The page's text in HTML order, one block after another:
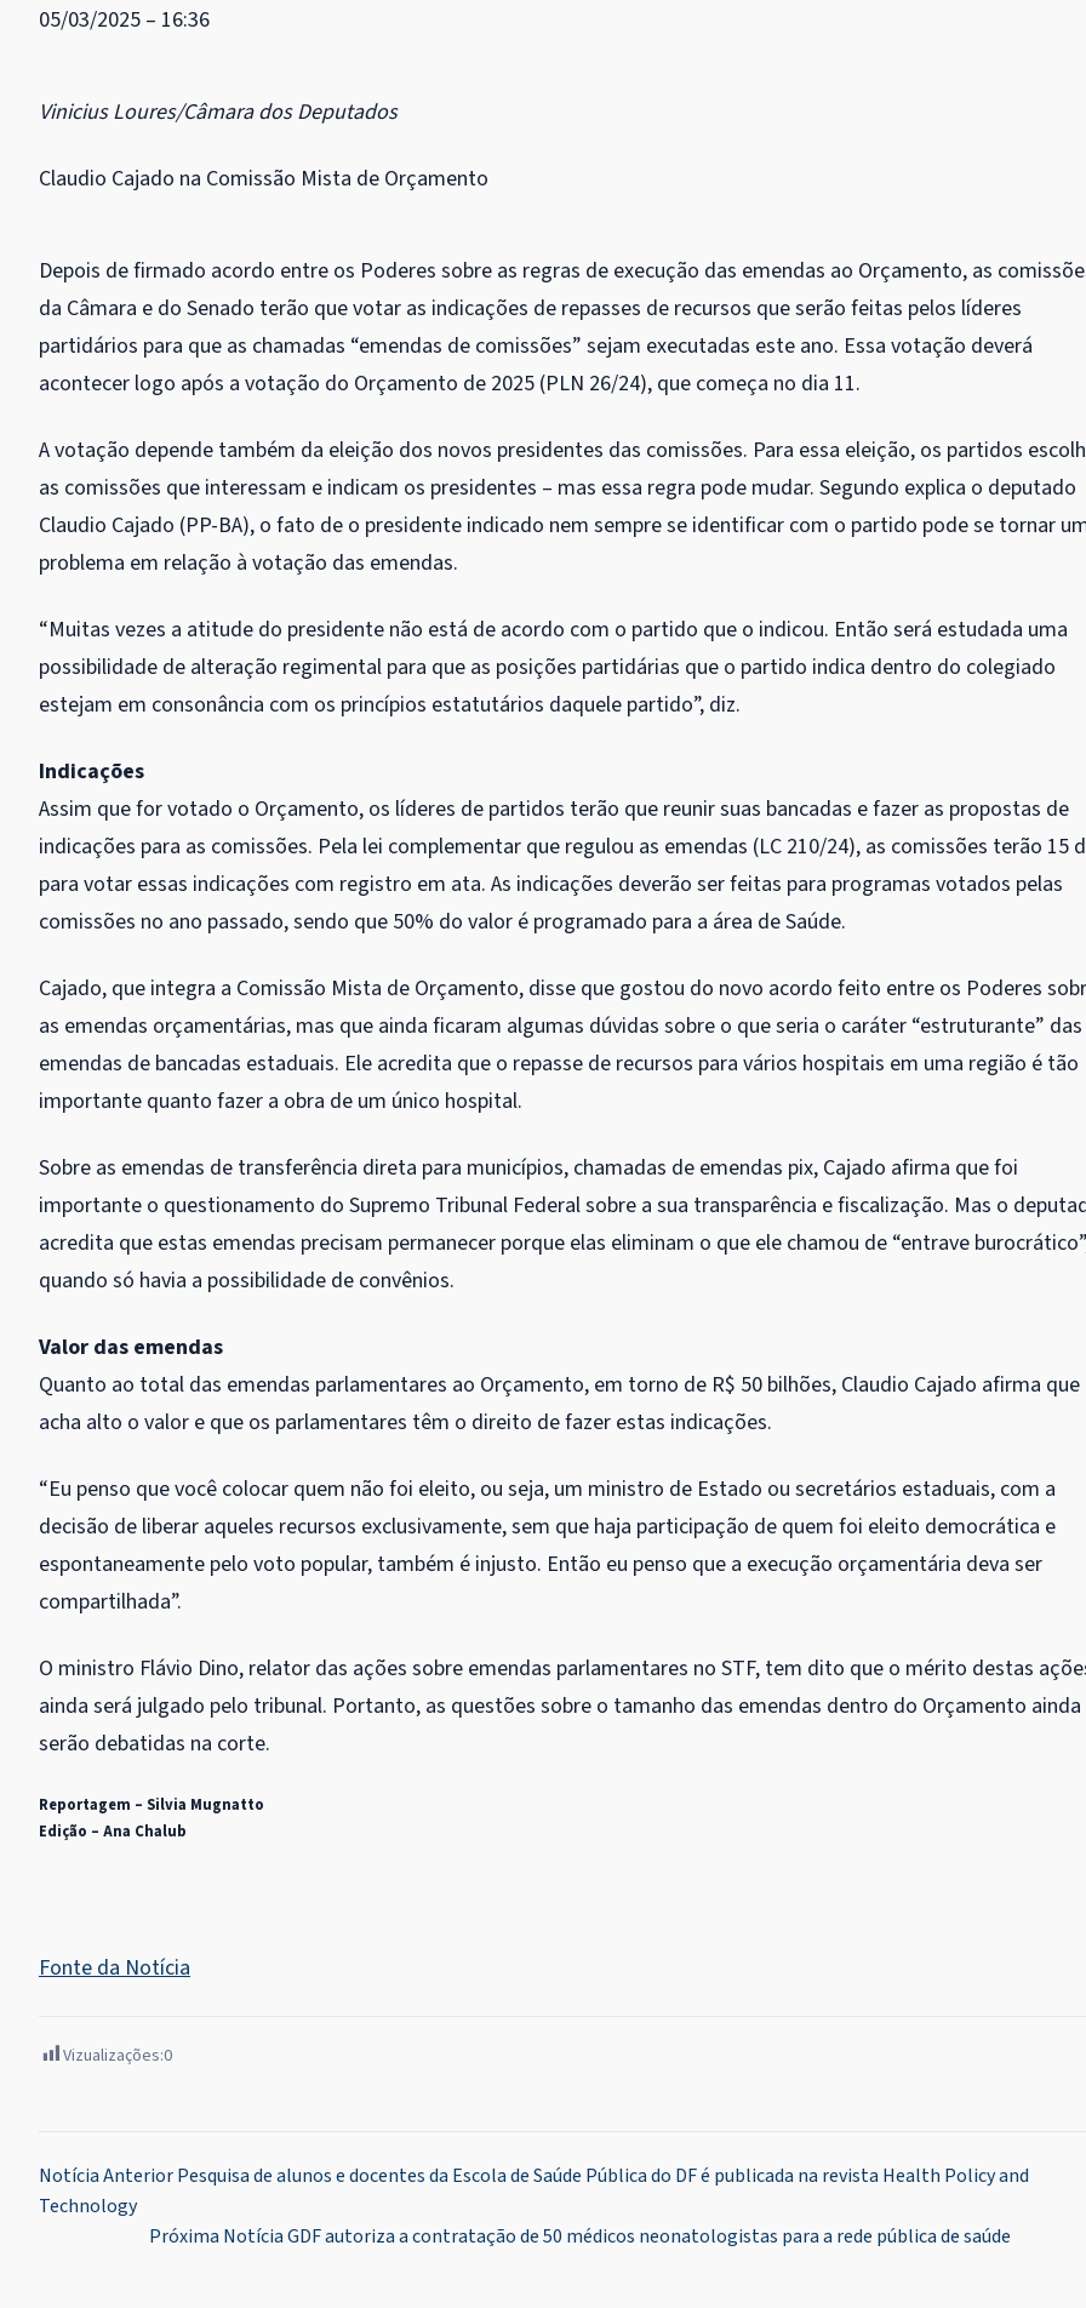
05/03/2025 – 16:36
Vinicius Loures/Câmara dos Deputados
Claudio Cajado na Comissão Mista de Orçamento
Depois de firmado acordo entre os Poderes sobre as regras de execução das emendas ao Orçamento, as
da Câmara e do Senado terão que votar as indicações de repasses de recursos que serão feitas pelos líderes
partidários para que as chamadas “emendas de comissões” sejam executadas este ano. Essa votação deverá
acontecer logo após a votação do Orçamento de 2025 (PLN 26/24), que começa no dia 11.
A votação depende também da eleição dos novos presidentes das comissões. Para essa eleição, os partidos
as comissões que interessam e indicam os presidentes – mas essa regra pode mudar. Segundo explica o deputado
Claudio Cajado (PP-BA), o fato de o presidente indicado nem sempre se identificar com o partido pode se tornar
problema em relação à votação das emendas.
“Muitas vezes a atitude do presidente não está de acordo com o partido que o indicou. Então será estudada uma
possibilidade de alteração regimental para que as posições partidárias que o partido indica dentro do colegiado
estejam em consonância com os princípios estatutários daquele partido”, diz.
Indicações
Assim que for votado o Orçamento, os líderes de partidos terão que reunir suas bancadas e fazer as propostas de
indicações para as comissões. Pela lei complementar que regulou as emendas (LC 210/24), as comissões terão 15
para votar essas indicações com registro em ata. As indicações deverão ser feitas para programas votados pelas
comissões no ano passado, sendo que 50% do valor é programado para a área de Saúde.
Cajado, que integra a Comissão Mista de Orçamento, disse que gostou do novo acordo feito entre os Poderes
as emendas orçamentárias, mas que ainda ficaram algumas dúvidas sobre o que seria o caráter “estruturante” das
emendas de bancadas estaduais. Ele acredita que o repasse de recursos para vários hospitais em uma região é tão
importante quanto fazer a obra de um único hospital.
Sobre as emendas de transferência direta para municípios, chamadas de emendas pix, Cajado afirma que foi
importante o questionamento do Supremo Tribunal Federal sobre a sua transparência e fiscalização. Mas o
acredita que estas emendas precisam permanecer porque elas eliminam o que ele chamou de “entrave
quando só havia a possibilidade de convênios.
Valor das emendas
Quanto ao total das emendas parlamentares ao Orçamento, em torno de R$ 50 bilhões, Claudio Cajado afirma que
acha alto o valor e que os parlamentares têm o direito de fazer estas indicações.
“Eu penso que você colocar quem não foi eleito, ou seja, um ministro de Estado ou secretários estaduais, com a
decisão de liberar aqueles recursos exclusivamente, sem que haja participação de quem foi eleito democrática e
espontaneamente pelo voto popular, também é injusto. Então eu penso que a execução orçamentária deva ser
compartilhada”.
O ministro Flávio Dino, relator das ações sobre emendas parlamentares no STF, tem dito que o mérito destas
ainda será julgado pelo tribunal. Portanto, as questões sobre o tamanho das emendas dentro do Orçamento ainda
serão debatidas na corte.
Reportagem – Silvia Mugnatto
Edição – Ana Chalub
Fonte da Notícia
Vizualizações:0
Navegação
Notícia AnteriorPesquisa de alunos e docentes da Escola de Saúde Pública do DF é publicada na revista Health Policy and
Technology
Próxima NotíciaGDF autoriza a contratação de 50 médicos neonatologistas para a rede pública de saúde